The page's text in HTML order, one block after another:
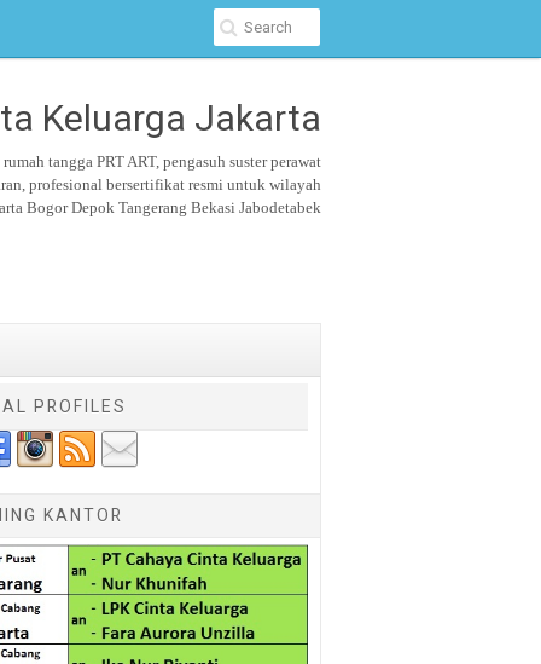
Keluarga Jakarta
tangga PRT ART, pengasuh susterperawat
profesional bersertifikat resmi untuk wilayah
Bogor Depok Tangerang Bekasi Jabodetabek
PROFILES
KANTOR